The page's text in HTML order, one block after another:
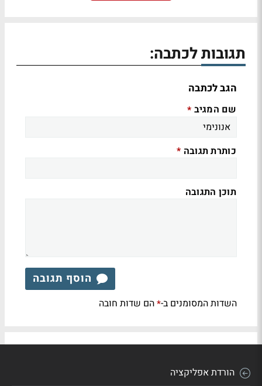
תגובות לכתבה:
הגב לכתבה
שם המגיב *
כותרת תגובה *
תוכן התגובה
הוסף תגובה
השדות המסומנים ב-*הם שדות חובה
הורדת אפליקציה